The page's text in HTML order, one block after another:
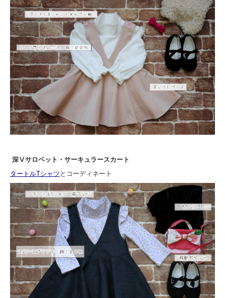
深Ⅴサロペット・サーキュラースカート
タートルTシャツ とコーディネート